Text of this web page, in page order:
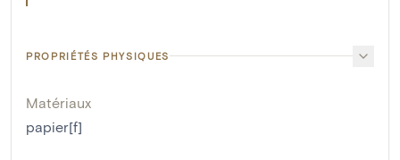
PROPRIÉTÉS PHYSIQUES
Matériaux
papier[f]